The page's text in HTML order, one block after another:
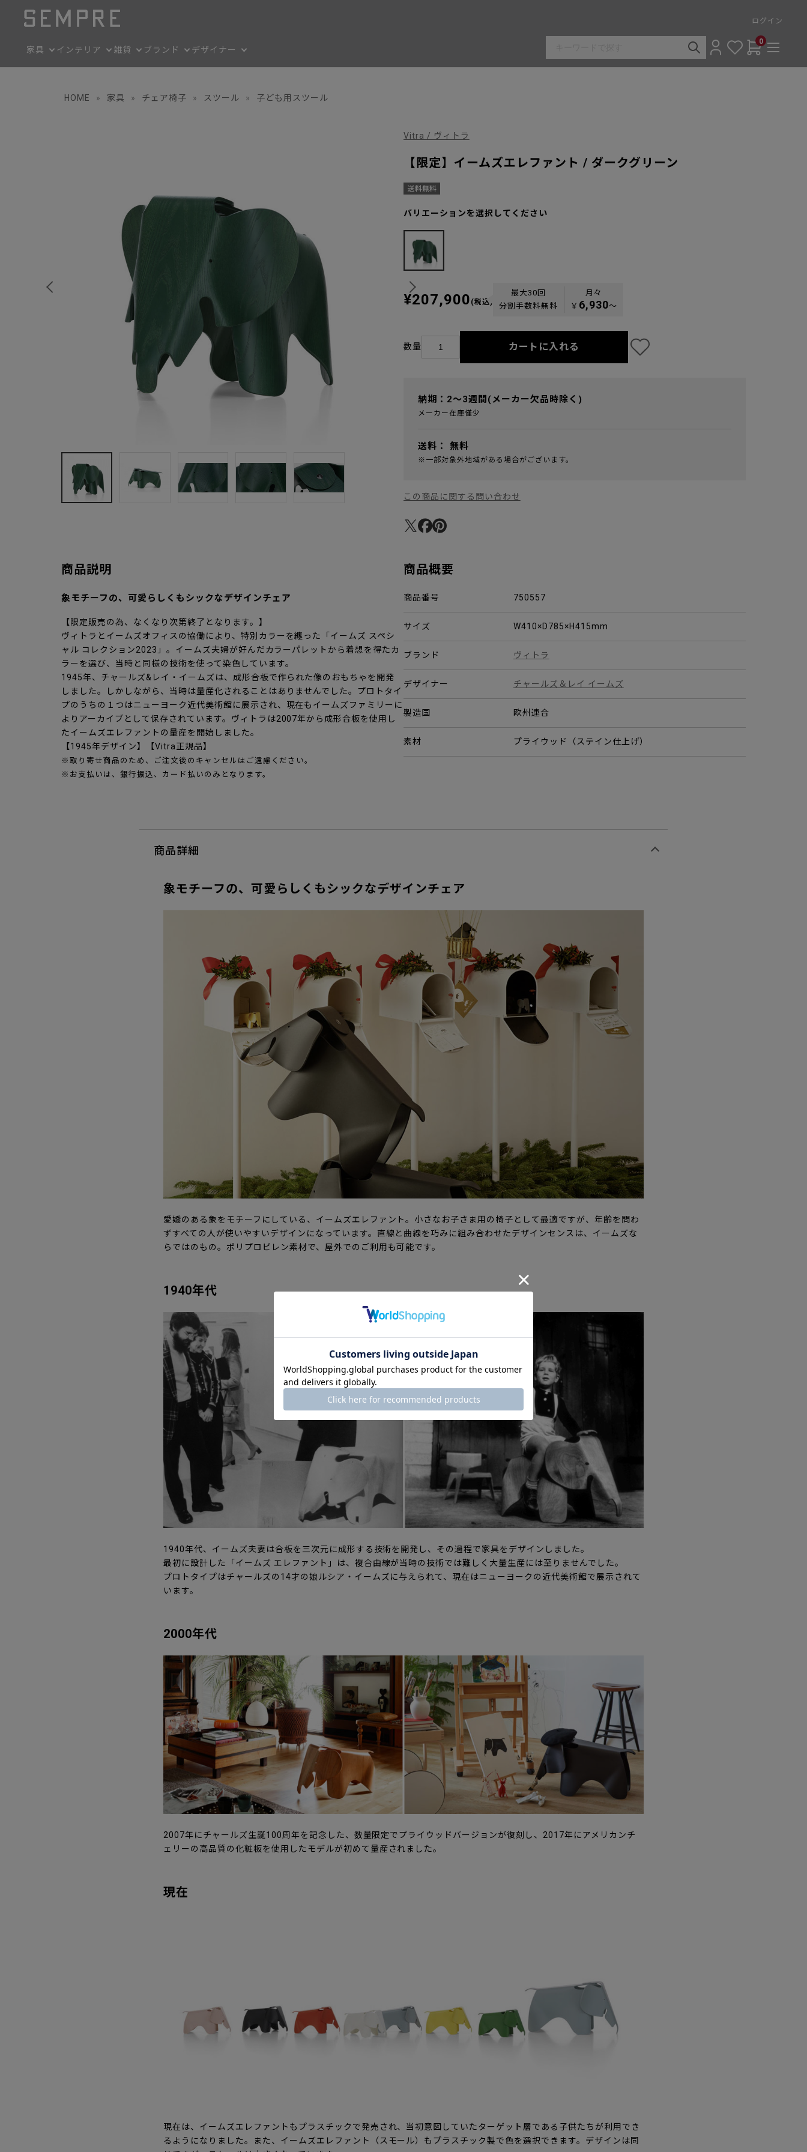
ログイン
家具 インテリア 雑貨 ブランド デザイナー
0
HOME » 家具 » チェア椅子 » スツール » 子ども用スツール
Vitra / ヴィトラ
【限定】イームズエレファント / ダークグリーン
バリエーションを選択してください
¥207,900 (税込)
最大30回
分割手数料無料
月々
￥ 6,930〜
数量 カートに入れる
納期：2～3週間(メーカー欠品時除く)
メーカー在庫僅少
送料： 無料
※一部対象外地域がある場合がございます。
この商品に関する問い合わせ
商品説明
象モチーフの、可愛らしくもシックなデザインチェア
【限定販売の為、なくなり次第終了となります。】
ヴィトラとイームズオフィスの協働により、特別カラーを纏った「イームズ スペシ
ャル コレクション2023」。イームズ夫婦が好んだカラーパレットから着想を得たカ
ラーを選び、当時と同様の技術を使って染色しています。
1945年、チャールズ&レイ・イームズは、成形合板で作られた像のおもちゃを開発
しました。しかしながら、当時は量産化されることはありませんでした。プロトタイ
プのうちの１つはニューヨーク近代美術館に展示され、現在もイームズファミリーに
よりアーカイブとして保存されています。ヴィトラは2007年から成形合板を使用し
たイームズエレファントの量産を開始しました。
【1945年デザイン】【Vitra正規品】
※取り寄せ商品のため、ご注文後のキャンセルはご遠慮ください。
※お支払いは、銀行振込、カード払いのみとなります。
商品概要
商品番号 750557
サイズ W410×D785×H415mm
ブランド ヴィトラ
デザイナー チャールズ＆レイ イームズ
製造国 欧州連合
素材 プライウッド（ステイン仕上げ）
商品詳細
象モチーフの、可愛らしくもシックなデザインチェア
愛嬌のある象をモチーフにしている、イームズエレファント。小さなお子さま用の椅子として最適ですが、年齢を問わ
ずすべての人が使いやすいデザインになっています。直線と曲線を巧みに組み合わせたデザインセンスは、イームズな
らではのもの。ポリプロピレン素材で、屋外でのご利用も可能です。
1940年代
1940年代、イームズ夫妻は合板を三次元に成形する技術を開発し、その過程で家具をデザインしました。
最初に設計した「イームズ エレファント」は、複合曲線が当時の技術では難しく大量生産には至りませんでした。
プロトタイプはチャールズの14才の娘ルシア・イームズに与えられて、現在はニューヨークの近代美術館で展示されて
います。
2000年代
2007年にチャールズ生誕100周年を記念した、数量限定でプライウッドバージョンが復刻し、2017年にアメリカンチ
ェリーの高品質の化粧板を使用したモデルが初めて量産されました。
現在
現在は、イームズエレファントもプラスチックで発売され、当初意図していたターゲット層である子供たちが利用でき
るようになりました。また、イームズエレファント（スモール）もプラスチック製で色を選択できます。デザインは同